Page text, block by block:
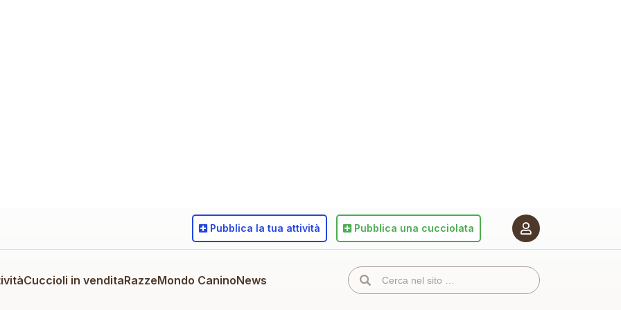
Cuccioli in venditaRazzeMondo CaninoNews
Pubblica la tua attività Pubblica una cucciolata